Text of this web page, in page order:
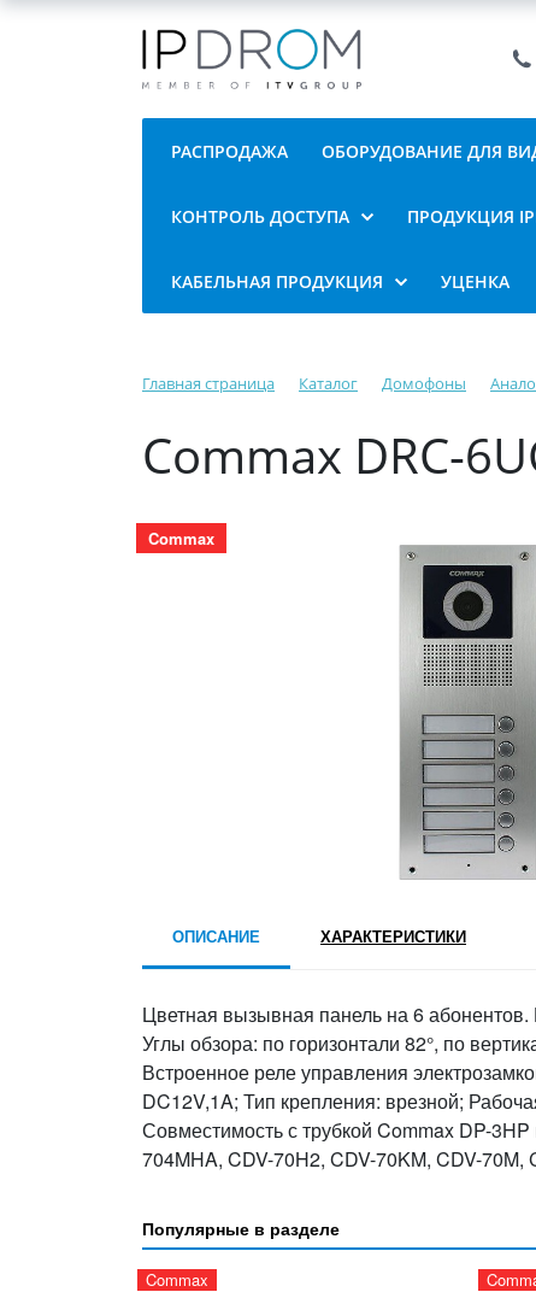
РАСПРОДАЖА ОБОРУДОВАНИЕ ДЛЯ
КОНТРОЛЬ ДОСТУПА ПРОДУКЦИЯ
КАБЕЛЬНАЯ ПРОДУКЦИЯ УЦЕНКА
Главная страница Каталог Домофоны
Commax DRC-
Commax
ОПИСАНИЕ ХАРАКТЕРИСТИКИ
Цветная вызывная панель на 6
Углы обзора: по горизонтали 82°, по
Встроенное реле управления
DC12V,1A; Тип крепления: врезной;
Совместимость с трубкой Commax DP-
704MHA, CDV-70H2, CDV-70KM, CDV-
Популярные в разделе
Commax